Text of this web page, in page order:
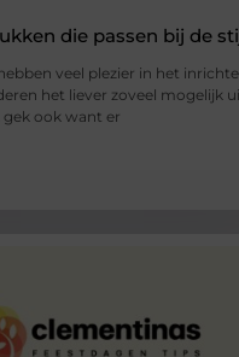
die passen bij de
veel plezier in het
het liever zoveel mogelijk
ook want er